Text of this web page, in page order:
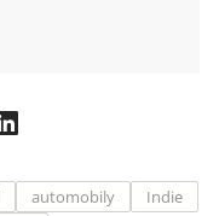
automobily
Indie